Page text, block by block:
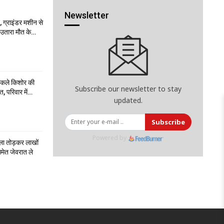
ग्राइंडर मशीन से
मौत के…
किशोर की
परिवार में…
तोड़कर लाखों
जेवरात ले
Newsletter
Subscribe our newsletter to stay
updated.
Subscribe